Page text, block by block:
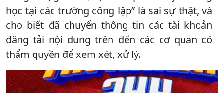
học tại các trường công lập” là sai sự thật, và
cho biết đã chuyển thông tin các tài khoản
đăng tải nội dung trên đến các cơ quan có
thẩm quyền để xem xét, xử lý.